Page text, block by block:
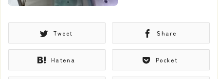
Tweet Share
Hatena Pocket